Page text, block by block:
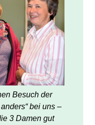
Besuch der
bei uns –
3 Damen gut